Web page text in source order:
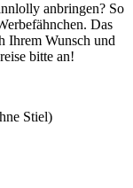
anbringen? So
Das
Ihrem Wunsch und
bitte an!
Stiel)